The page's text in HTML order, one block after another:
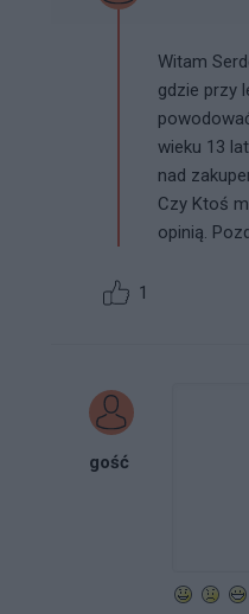
Witam
gdzie przy
wieku 13
nad
Czy Ktoś
opinią.
1
gość